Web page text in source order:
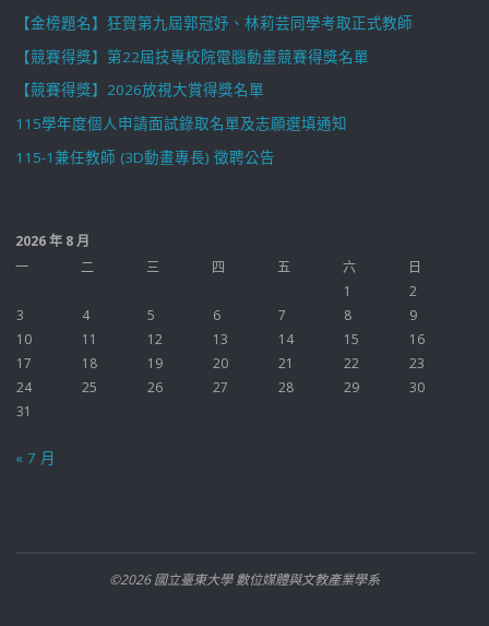
【金榜題名】狂賀第九屆郭冠妤、林莉芸同學考取正式教師
【競賽得獎】第22屆技專校院電腦動畫競賽得獎名單
【競賽得獎】2026放視大賞得獎名單
115學年度個人申請面試錄取名單及志願選填通知
115-1兼任教師 (3D動畫專長) 徵聘公告
2026 年 8 月
一
二 三 四 五 六
日
1
2
3
4 5 6 7 8
9
10
11 12 13 14 15
16
17
18 19 20 21 22
23
24
25 26 27 28 29
30
31
« 7 月
©2026 國立臺東大學 數位媒體與文教產業學系